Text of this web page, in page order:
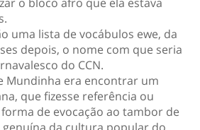
uma lista de vocábulos ewe, da
depois, o nome com que seria
do CCN.
Mundinha era encontrar um
que fizesse referência ou
de evocação ao tambor de